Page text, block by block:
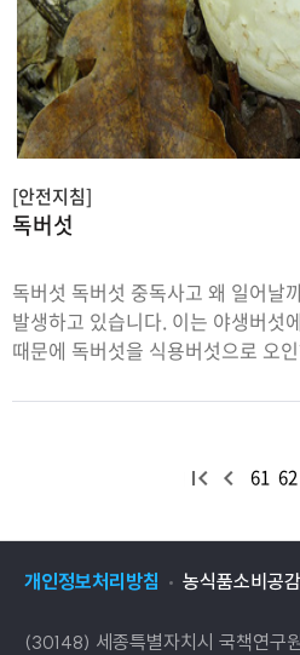
독버섯
독버섯 독버섯 중독사고 왜 일어날까요? 매년 독버섯 중독사고가
발생하고 있습니다. 이는 야생버섯
때문에 독버섯을 식용버섯으로 오
재배버섯을 섭취하도록 합니다.
[안전지침]
처
이
61 62
개인정보처리방침 농식품소비공감
(30148) 세종특별자치시 국책연구